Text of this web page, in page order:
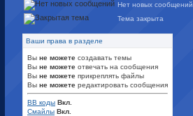
Нет новых сообщений
Тема закрыта
Ваши права в разделе
Вы не можете создавать темы
Вы не можете отвечать на сообщения
Вы не можете прикреплять файлы
Вы не можете редактировать сообщения
BB коды Вкл.
Смайлы Вкл.